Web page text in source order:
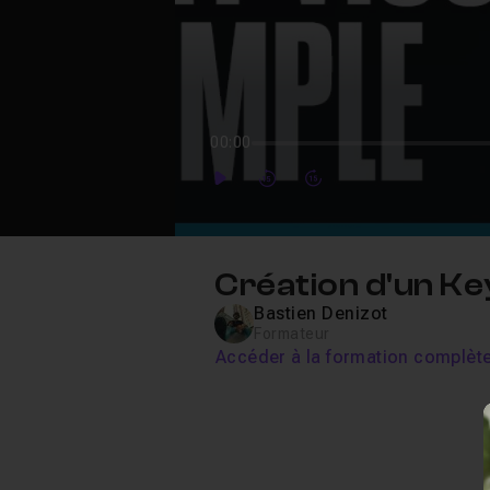
00:00
PlayForwardForward
Création d'un
Bastien Denizot
Accéder à la formation